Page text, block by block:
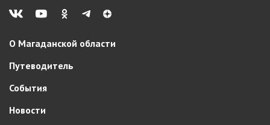
О Магаданской области
Путеводитель
События
Новости